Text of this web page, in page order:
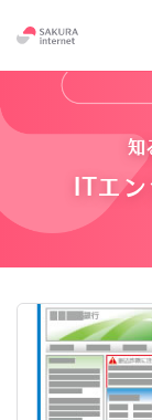
知
ITエ